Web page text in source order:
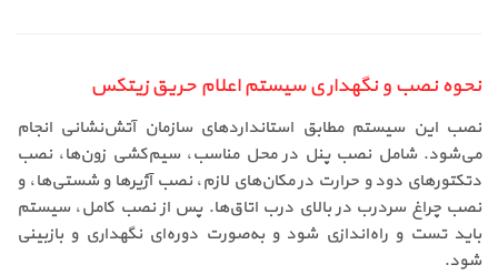
نحوه نصب و نگهداری سیستم اعلام حریق زیتکس
نصب این سیستم مطابق استانداردهای سازمان آتش‌نشانی انجام
می‌شود. شامل نصب پنل در محل مناسب، سیم‌کشی زون‌ها، نصب
دتکتورهای دود و حرارت در مکان‌های لازم، نصب آژیرها و شستی‌ها، و
نصب چراغ سردرب در بالای درب اتاق‌ها. پس از نصب کامل، سیستم
باید تست و راه‌اندازی شود و به‌صورت دوره‌ای نگهداری و بازبینی
شود.